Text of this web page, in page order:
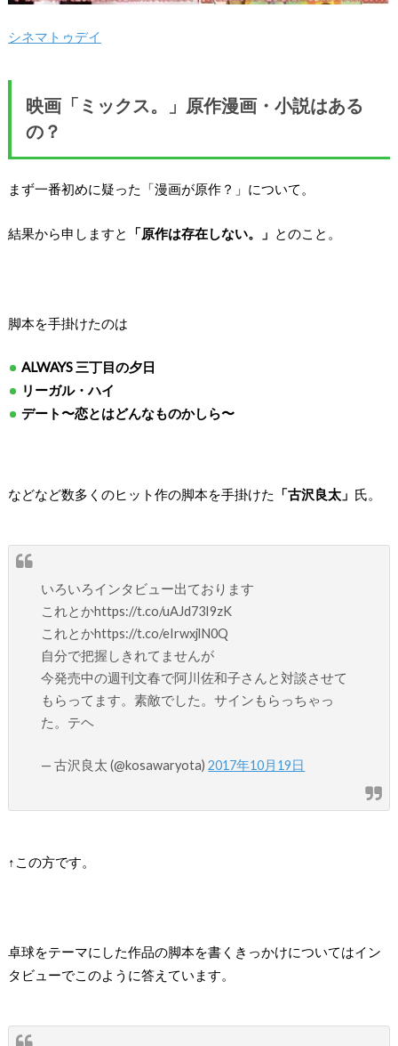
シネマトゥデイ
映画「ミックス。」原作漫画・小説はある
の？
まず一番初めに疑った「漫画が原作？」について。
結果から申しますと 「原作は存在しない。」 とのこと。
脚本を手掛けたのは
ALWAYS 三丁目の夕日
リーガル・ハイ
デート〜恋とはどんなものかしら〜
などなど数多くのヒット作の脚本を手掛けた 「古沢良太」 氏。
いろいろインタビュー出ております
これとかhttps://t.co/uAJd73I9zK
これとかhttps://t.co/eIrwxjlN0Q
自分で把握しきれてませんが
今発売中の週刊文春で阿川佐和子さんと対談させて
もらってます。素敵でした。サインもらっちゃっ
た。テヘ
— 古沢良太 (@kosawaryota)2017年10月19日
↑この方です。
卓球をテーマにした作品の脚本を書くきっかけについてはイン
タビューでこのように答えています。